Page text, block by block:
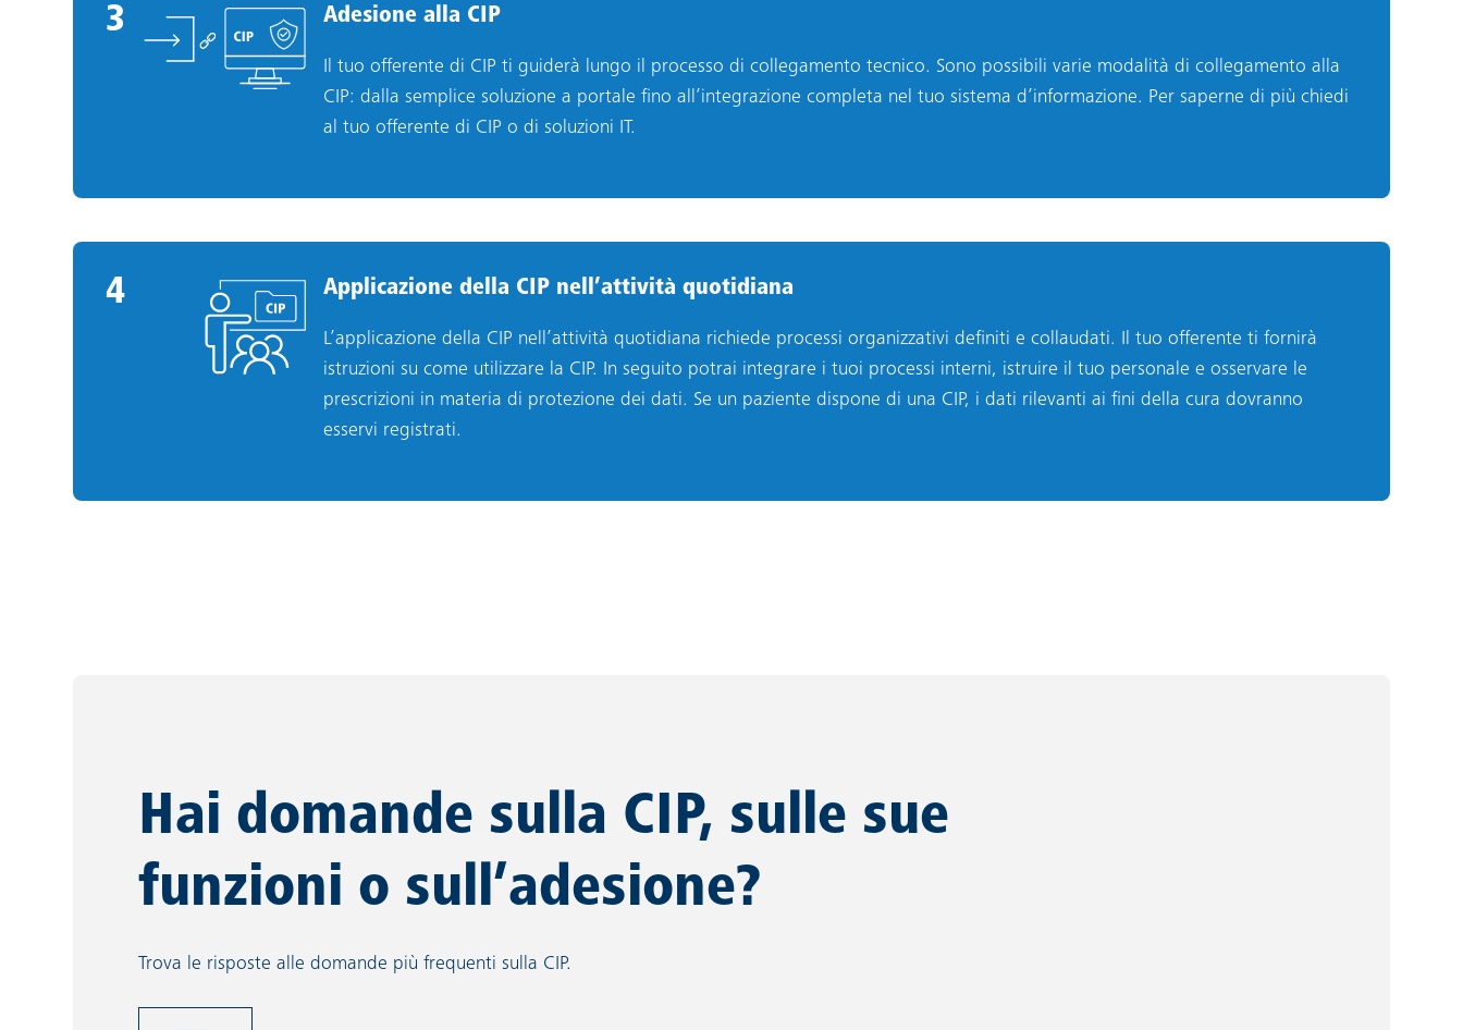
3.
Adesione alla CIP
Il tuo offerente di CIP ti guiderà lungo il processo di collegamento tecnico. Sono possibili varie modalità di collegamento alla
CIP: dalla semplice soluzione a portale fino all’integrazione completa nel tuo sistema d’informazione. Per saperne di più chiedi
al tuo offerente di CIP o di soluzioni IT.
3
4.
Applicazione della CIP nell’attività quotidiana
L’applicazione della CIP nell’attività quotidiana richiede processi organizzativi definiti e collaudati. Il tuo offerente ti fornirà
istruzioni su come utilizzare la CIP. In seguito potrai integrare i tuoi processi interni, istruire il tuo personale e osservare le
prescrizioni in materia di protezione dei dati. Se un paziente dispone di una CIP, i dati rilevanti ai fini della cura dovranno
esservi registrati.
4
Hai domande sulla CIP, sulle sue
funzioni o sull’adesione?
Trova le risposte alle domande più frequenti sulla CIP.